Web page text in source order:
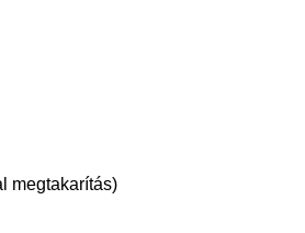
megtakarítás)